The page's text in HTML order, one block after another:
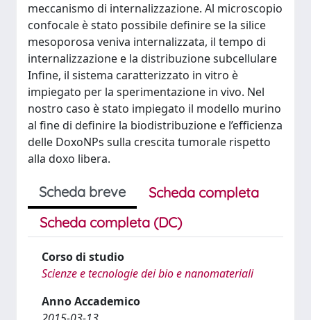
meccanismo di internalizzazione. Al microscopio
confocale è stato possibile definire se la silice
mesoporosa veniva internalizzata, il tempo di
internalizzazione e la distribuzione subcellulare
Infine, il sistema caratterizzato in vitro è
impiegato per la sperimentazione in vivo. Nel
nostro caso è stato impiegato il modello murino
al fine di definire la biodistribuzione e l’efficienza
delle DoxoNPs sulla crescita tumorale rispetto
alla doxo libera.
Scheda breve
Scheda completa
Scheda completa (DC)
Corso di studio
Scienze e tecnologie dei bio e nanomateriali
Anno Accademico